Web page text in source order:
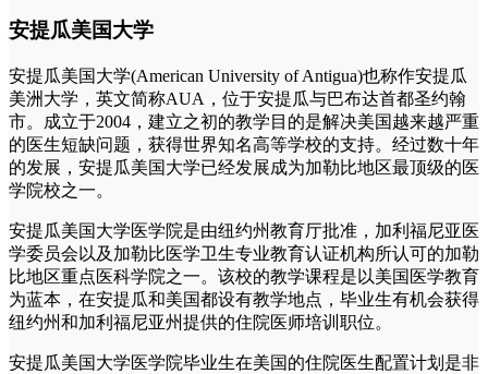
安提瓜美国大学
安提瓜美国大学(American University of Antigua)也称作安提瓜
美洲大学，英文简称AUA，位于安提瓜与巴布达首都圣约翰
市。成立于2004，建立之初的教学目的是解决美国越来越严重
的医生短缺问题，获得世界知名高等学校的支持。经过数十年
的发展，安提瓜美国大学已经发展成为加勒比地区最顶级的医
学院校之一。
安提瓜美国大学医学院是由纽约州教育厅批准，加利福尼亚医
学委员会以及加勒比医学卫生专业教育认证机构所认可的加勒
比地区重点医科学院之一。该校的教学课程是以美国医学教育
为蓝本，在安提瓜和美国都设有教学地点，毕业生有机会获得
纽约州和加利福尼亚州提供的住院医师培训职位。
安提瓜美国大学医学院毕业生在美国的住院医生配置计划是非